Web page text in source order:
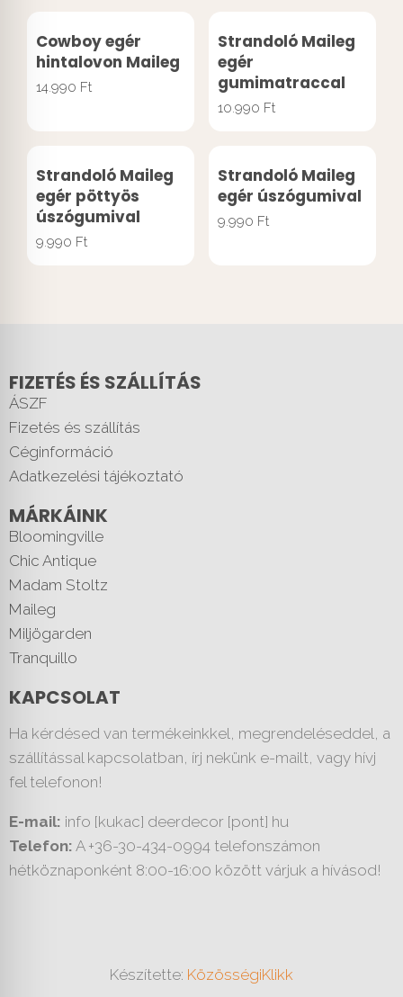
Cowboy egér
hintalovon Maileg
14.990 Ft
Strandoló Maileg
egér
gumimatraccal
10.990 Ft
Strandoló Maileg
egér pöttyös
úszógumival
9.990 Ft
Strandoló Maileg
egér úszógumival
9.990 Ft
FIZETÉS ÉS SZÁLLÍTÁS
ÁSZF
Fizetés és szállítás
Céginformáció
Adatkezelési tájékoztató
MÁRKÁINK
Bloomingville
Chic Antique
Madam Stoltz
Maileg
Miljögarden
Tranquillo
KAPCSOLAT
Ha kérdésed van termékeinkkel, megrendeléseddel, a
szállítással kapcsolatban, írj nekünk e-mailt, vagy hívj
fel telefonon!
E-mail: info [kukac] deerdecor [pont] hu
Telefon: A +36-30-434-0994 telefonszámon
hétköznaponként 8:00-16:00 között várjuk a hívásod!
Készítette: KözösségiKlikk